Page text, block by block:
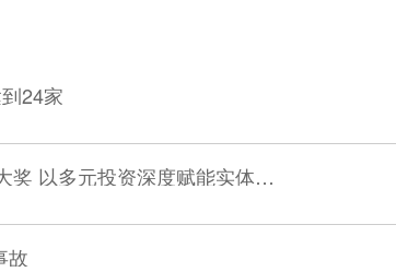
24家
新华保险荣获2025资管向实TOP榜双项大奖 以多元投资深度赋能实体经济
故